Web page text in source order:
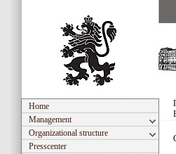
Home
Management
Organizational structure
Presscenter